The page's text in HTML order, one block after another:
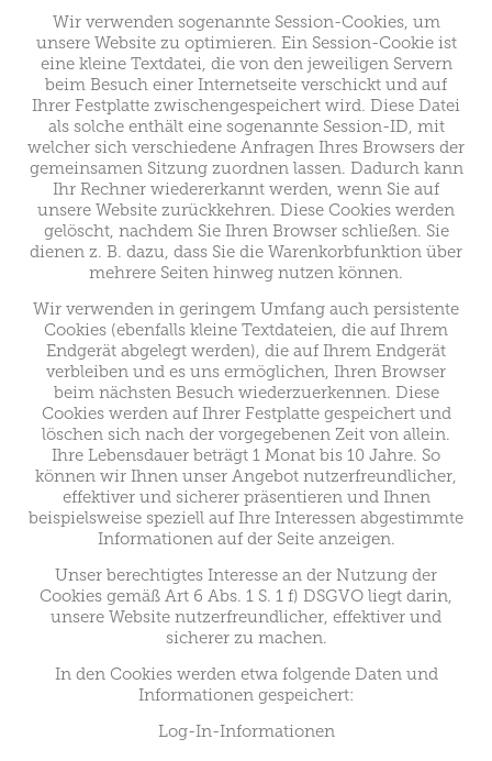
Wir verwenden sogenannte Session-Cookies, um
unsere Website zu optimieren. Ein Session-Cookie ist
eine kleine Textdatei, die von den jeweiligen Servern
beim Besuch einer Internetseite verschickt und auf
Ihrer Festplatte zwischengespeichert wird. Diese Datei
als solche enthält eine sogenannte Session-ID, mit
welcher sich verschiedene Anfragen Ihres Browsers der
gemeinsamen Sitzung zuordnen lassen. Dadurch kann
Ihr Rechner wiedererkannt werden, wenn Sie auf
unsere Website zurückkehren. Diese Cookies werden
gelöscht, nachdem Sie Ihren Browser schließen. Sie
dienen z. B. dazu, dass Sie die Warenkorbfunktion über
mehrere Seiten hinweg nutzen können.
Wir verwenden in geringem Umfang auch persistente
Cookies (ebenfalls kleine Textdateien, die auf Ihrem
Endgerät abgelegt werden), die auf Ihrem Endgerät
verbleiben und es uns ermöglichen, Ihren Browser
beim nächsten Besuch wiederzuerkennen. Diese
Cookies werden auf Ihrer Festplatte gespeichert und
löschen sich nach der vorgegebenen Zeit von allein.
Ihre Lebensdauer beträgt 1 Monat bis 10 Jahre. So
können wir Ihnen unser Angebot nutzerfreundlicher,
effektiver und sicherer präsentieren und Ihnen
beispielsweise speziell auf Ihre Interessen abgestimmte
Informationen auf der Seite anzeigen.
Unser berechtigtes Interesse an der Nutzung der
Cookies gemäß Art 6 Abs. 1 S. 1 f) DSGVO liegt darin,
unsere Website nutzerfreundlicher, effektiver und
sicherer zu machen.
In den Cookies werden etwa folgende Daten und
Informationen gespeichert:
Log-In-Informationen